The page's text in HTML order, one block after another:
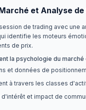
et Analyse
de trading avec une
identifie les moteurs
de prix.
la psychologie du marché
et données de
à travers les classes
et impact de